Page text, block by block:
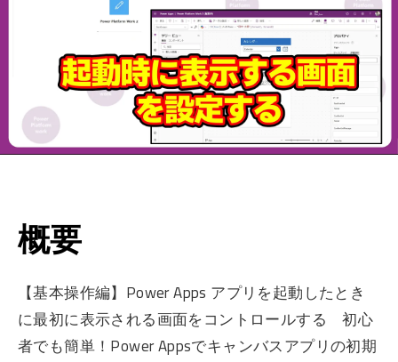
概要
【基本操作編】Power Apps アプリを起動したとき
に最初に表示される画面をコントロールする 初心
者でも簡単！Power Appsでキャンバスアプリの初期